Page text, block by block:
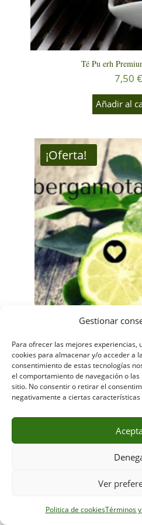
Gestionar
Para ofrecer las mejores experiencias,
cookies para almacenar y/o acceder a
consentimiento de estas tecnologías
el comportamiento de navegación o
sitio. No consentir o retirar el
negativamente a ciertas características
Ver
Politica de cookiesTérminos
Té Pu erh
7,50 €
Añadir al
¡Oferta!
Té Negro Earl
4,00€-
Seleccionar